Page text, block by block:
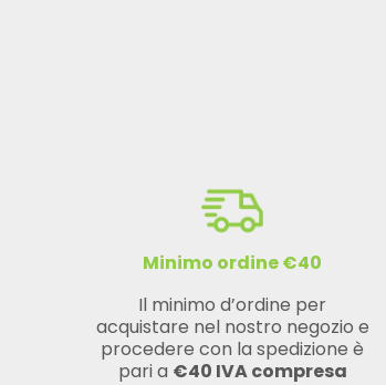
Minimo ordine €40
Il minimo d’ordine per
acquistare nel nostro negozio e
procedere con la spedizione è
pari a €40 IVA compresa